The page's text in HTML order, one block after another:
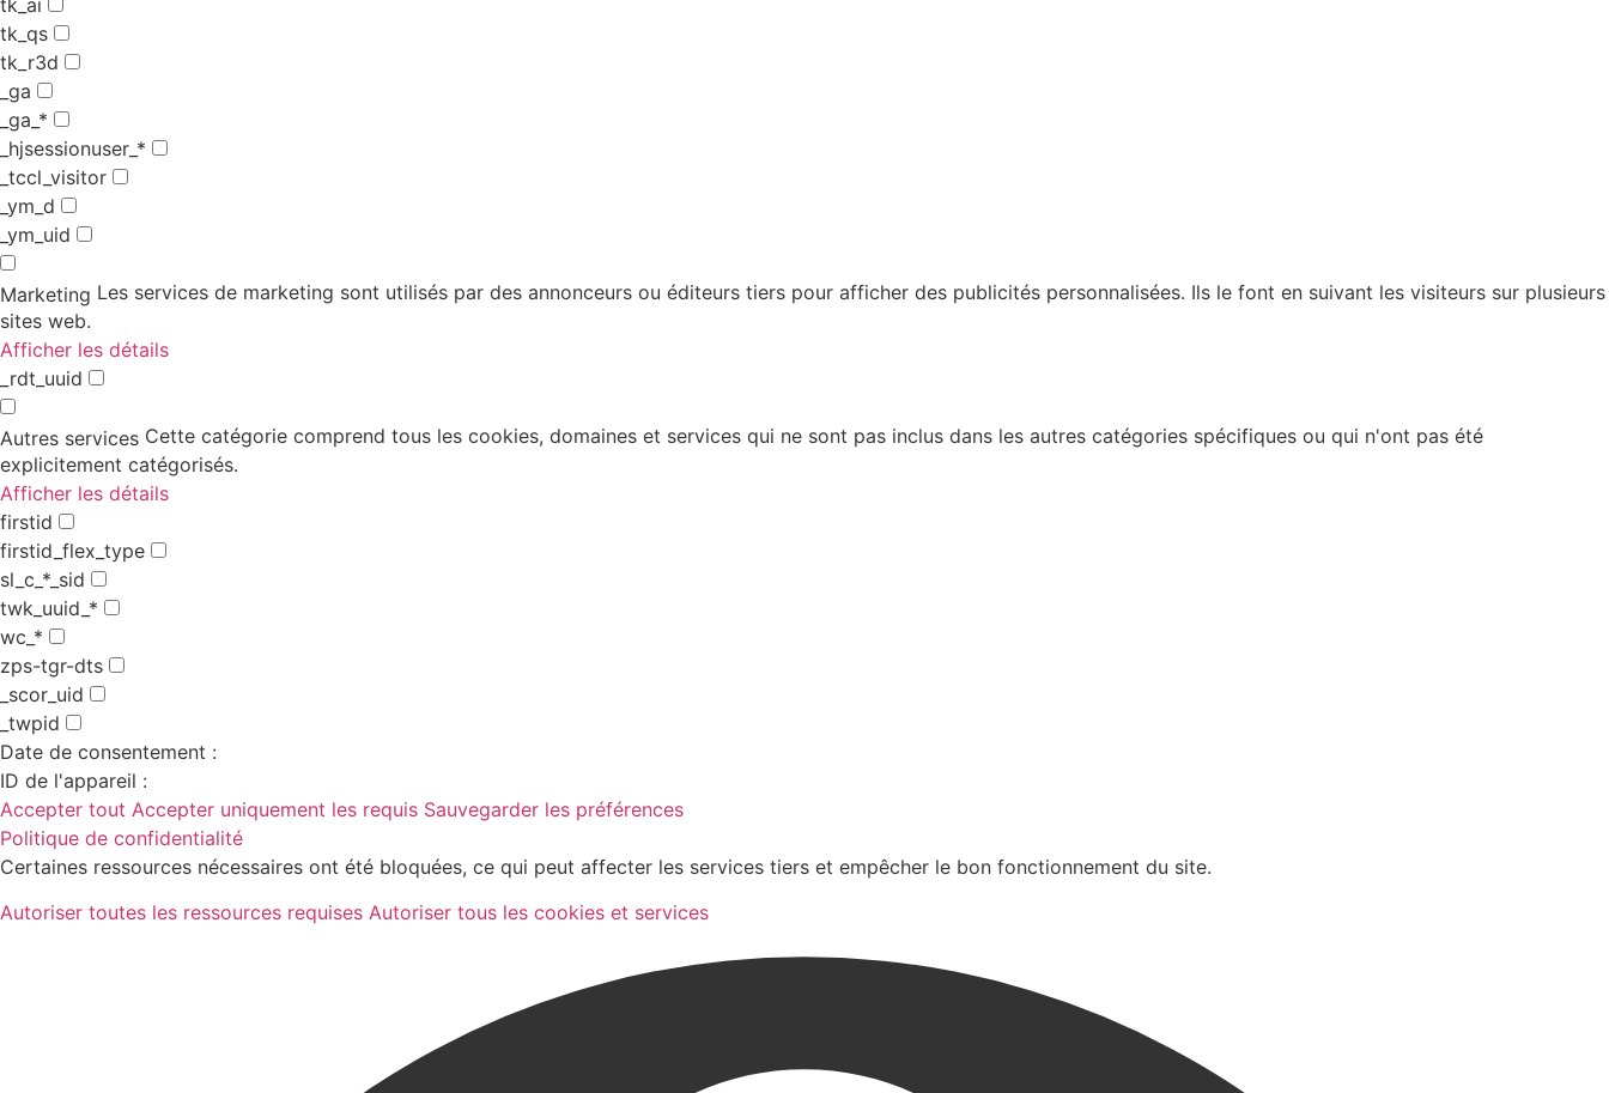
tk_ai
tk_qs
tk_r3d
_ga
_ga_*
_hjsessionuser_*
_tccl_visitor
_ym_d
_ym_uid
Marketing Les services de marketing sont utilisés par des annonceurs ou éditeurs tiers pour afficher des publicités personnalisées. Ils le font en suivant les visiteurs sur plusieurs
sites web.
Afficher les détails
_rdt_uuid
Autres services Cette catégorie comprend tous les cookies, domaines et services qui ne sont pas inclus dans les autres catégories spécifiques ou qui n'ont pas été
explicitement catégorisés.
Afficher les détails
firstid
firstid_flex_type
sl_c_*_sid
twk_uuid_*
wc_*
zps-tgr-dts
_scor_uid
_twpid
Date de consentement :
ID de l'appareil :
Accepter tout Accepter uniquement les requis Sauvegarder les préférences
Politique de confidentialité
Certaines ressources nécessaires ont été bloquées, ce qui peut affecter les services tiers et empêcher le bon fonctionnement du site.
Autoriser toutes les ressources requises Autoriser tous les cookies et services